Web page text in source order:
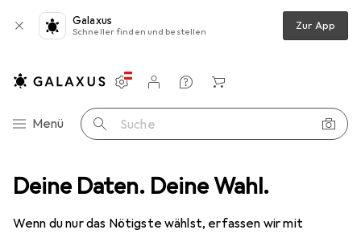
Deine Daten. Deine Wahl.
Wenn du nur das Nötigste wählst, erfassen wir mit
Galaxus
Schneller finden und bestellen Zur App
Navigation nach Kategorien
Menü Suche
Einstellungen
Kundenkonto
Vergleichslisten
Merklisten
Warenkorb
Schleifmittel Pferd POLIVLIESKlettrondenhalter PVKRH M4